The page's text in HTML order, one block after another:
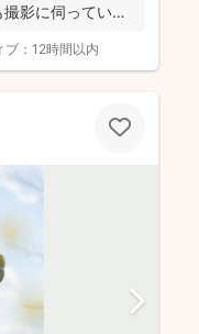
影に伺っていま
： 12時間以内